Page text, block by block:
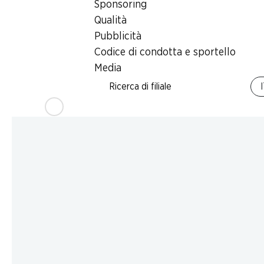
Sponsoring
Qualità
Pubblicità
Codice di condotta e sportello
Media
Ricerca di filiale